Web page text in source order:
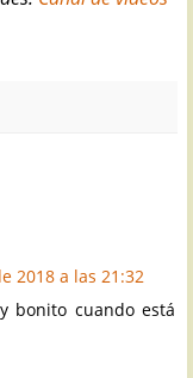
2018 a las 21:32
bonito cuando está